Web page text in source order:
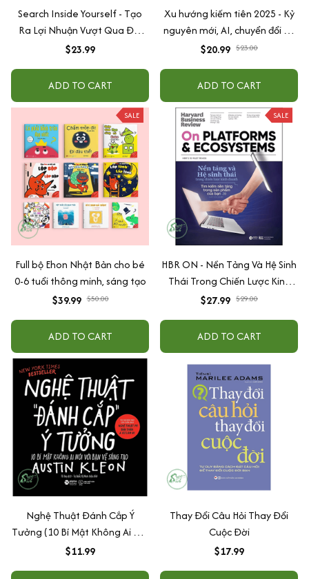
Search Inside Yourself - Tạo
Ra Lợi Nhuận Vượt Qua Đại
Dương Và Thay Đổi Thế Giới
$23.99
ADD TO CART
Xu hướng kiếm tiên 2025 - Kỷ
nguyên mới, AI, chuyển đổi số,
tiếp thị liên kết
$20.99 $23.00
ADD TO CART
SALE
Full bộ Ehon Nhật Bản cho bé
0-6 tuổi thông minh, sáng tạo
$39.99 $50.00
ADD TO CART
SALE
HBR ON - Nền Tảng Và Hệ Sinh
Thái Trong Chiến Lược Kinh
Doanh
$27.99 $29.00
ADD TO CART
Nghệ Thuật Đánh Cắp Ý
Tưởng (10 Bí Mật Không Ai Nói
Với Bạn Về Sáng Tạo)
$11.99
Thay Đổi Câu Hỏi Thay Đổi
Cuộc Đời
$17.99